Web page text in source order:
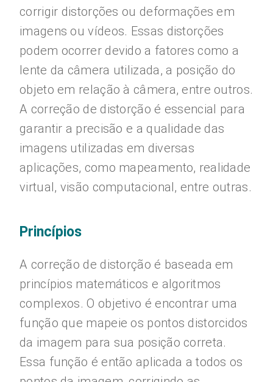
corrigir distorções ou deformações em
imagens ou vídeos. Essas distorções
podem ocorrer devido a fatores como a
lente da câmera utilizada, a posição do
objeto em relação à câmera, entre outros.
A correção de distorção é essencial para
garantir a precisão e a qualidade das
imagens utilizadas em diversas
aplicações, como mapeamento, realidade
virtual, visão computacional, entre outras.
Princípios
A correção de distorção é baseada em
princípios matemáticos e algoritmos
complexos. O objetivo é encontrar uma
função que mapeie os pontos distorcidos
da imagem para sua posição correta.
Essa função é então aplicada a todos os